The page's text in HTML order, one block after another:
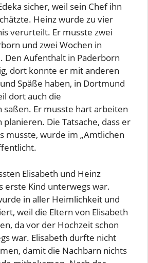
sicher, weil sein Chef ihn
Heinz wurde zu vier
verurteilt. Er musste zwei
und zwei Wochen in
Den Aufenthalt in Paderborn
dort konnte er mit anderen
Späße haben, in Dortmund
dort auch die
saßen. Er musste hart arbeiten
planieren. Die Tatsache, dass er
musste, wurde im „Amtlichen
Elisabeth und Heinz
erste Kind unterwegs war.
in aller Heimlichkeit und
weil die Eltern von Elisabeth
da vor der Hochzeit schon
war. Elisabeth durfte nicht
damit die Nachbarn nichts